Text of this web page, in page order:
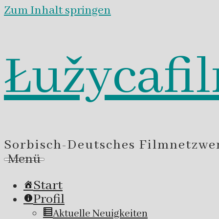
Zum Inhalt springen
Sorbisch-Deutsches
Menü
Start
Profil
Aktuelle Neuigkeiten